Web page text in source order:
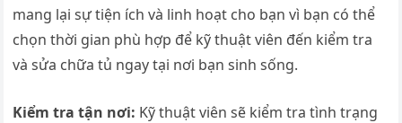
mang lại sự tiện ích và linh hoạt cho bạn vì bạn có thể
chọn thời gian phù hợp để kỹ thuật viên đến kiểm tra
và sửa chữa tủ ngay tại nơi bạn sinh sống.
Kiểm tra tận nơi: Kỹ thuật viên sẽ kiểm tra tình trạng